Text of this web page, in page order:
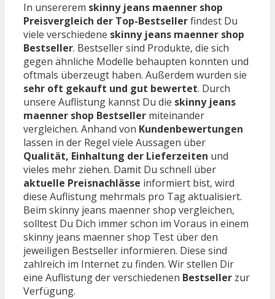
In unsererem skinny jeans maenner shop
Preisvergleich der Top-Bestsellerfindest Du
viele verschiedene skinny jeans maenner shop
Bestseller. Bestseller sind Produkte, die sich
gegen ähnliche Modelle behaupten konnten und
oftmals überzeugt haben. Außerdem wurden sie
sehr oft gekauft und gut bewertet. Durch
unsere Auflistung kannst Du die skinny jeans
maenner shop Bestseller miteinander
vergleichen. Anhand von Kundenbewertungen
lassen in der Regel viele Aussagen über
Qualität, Einhaltung der Lieferzeiten und
vieles mehr ziehen. Damit Du schnell über
aktuelle Preisnachlässe informiert bist, wird
diese Auflistung mehrmals pro Tag aktualisiert.
Beim skinny jeans maenner shop vergleichen,
solltest Du Dich immer schon im Voraus in einem
skinny jeans maenner shop Test über den
jeweiligen Bestseller informieren. Diese sind
zahlreich im Internet zu finden. Wir stellen Dir
eine Auflistung der verschiedenen Bestseller zur
Verfügung.